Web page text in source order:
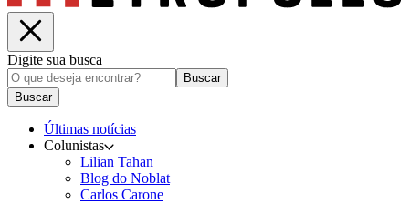
Digite sua busca
Buscar
Buscar
Últimas notícias
Colunistas
Lilian Tahan
Blog do Noblat
Carlos Carone